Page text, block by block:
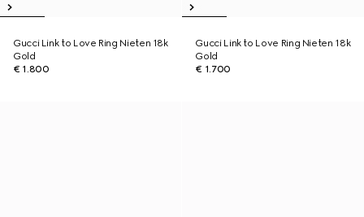
Gucci Link to Love Ring Nieten 18k
Gold
€ 1.800
Gucci Link to Love Ring Nieten 18k
Gold
€ 1.700